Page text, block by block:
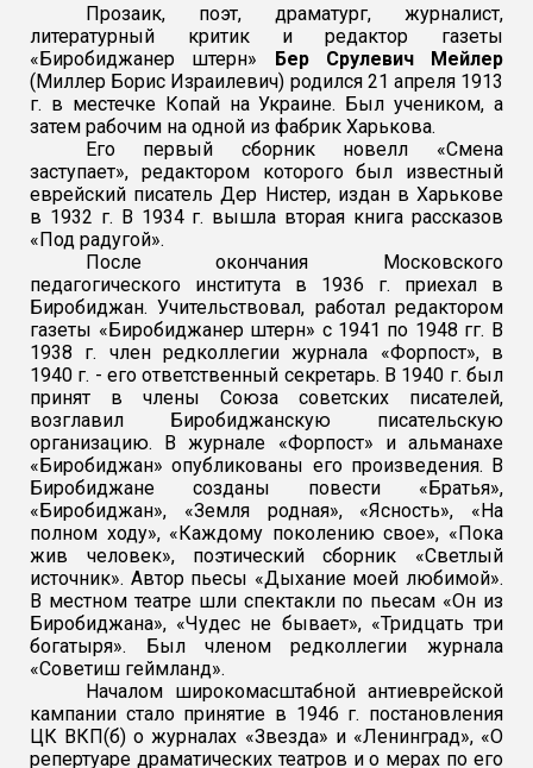
Прозаик, поэт, драматург, журналист,
литературный критик и редактор газеты
«Биробиджанер штерн» Бер Срулевич Мейлер
(Миллер Борис Израилевич) родился 21 апреля 1913
г. в местечке Копай на Украине. Был учеником, а
затем рабочим на одной из фабрик Харькова.
Его первый сборник новелл «Смена
заступает», редактором которого был известный
еврейский писатель Дер Нистер, издан в Харькове
в 1932 г. В 1934 г. вышла вторая книга рассказов
«Под радугой».
После окончания Московского
педагогического института в 1936 г. приехал в
Биробиджан. Учительствовал, работал редактором
газеты «Биробиджанер штерн» с 1941 по 1948 гг. В
1938 г. член редколлегии журнала «Форпост», в
1940 г. - его ответственный секретарь. В 1940 г. был
принят в члены Союза советских писателей,
возглавил Биробиджанскую писательскую
организацию. В журнале «Форпост» и альманахе
«Биробиджан» опубликованы его произведения. В
Биробиджане созданы повести «Братья»,
«Биробиджан», «Земля родная», «Ясность», «На
полном ходу», «Каждому поколению свое», «Пока
жив человек», поэтический сборник «Светлый
источник». Автор пьесы «Дыхание моей любимой».
В местном театре шли спектакли по пьесам «Он из
Биробиджана», «Чудес не бывает», «Тридцать три
богатыря». Был членом редколлегии журнала
«Советиш геймланд».
Началом широкомасштабной антиеврейской
кампании стало принятие в 1946 г. постановления
ЦК ВКП(б) о журналах «Звезда» и «Ленинград», «О
репертуаре драматических театров и о мерах по его